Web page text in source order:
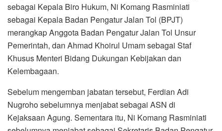
sebagai Kepala Biro Hukum, Ni Komang Rasminiati
sebagai Kepala Badan Pengatur Jalan Tol (BPJT)
merangkap Anggota Badan Pengatur Jalan Tol Unsur
Pemerintah, dan Ahmad Khoirul Umam sebagai Staf
Khusus Menteri Bidang Dukungan Kebijakan dan
Kelembagaan.
Sebelum mengemban jabatan tersebut, Ferdian Adi
Nugroho sebelumnya menjabat sebagai ASN di
Kejaksaan Agung. Sementara itu, Ni Komang Rasminiati